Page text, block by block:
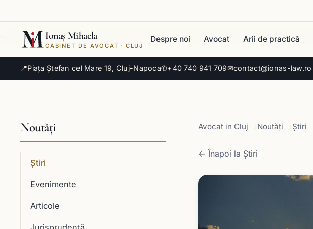
📍Piața Ștefan cel Mare 19, Cluj-Napoca✆+40 740 941 709✉contact@ionas-law.ro
Ionaș Mihaela
CABINET DE AVOCAT · CLUJ
Despre noi Avocat Arii de practică
Noutăți
Știri
Evenimente
Articole
Avocat in Cluj Noutăți Știri
← Înapoi la Știri